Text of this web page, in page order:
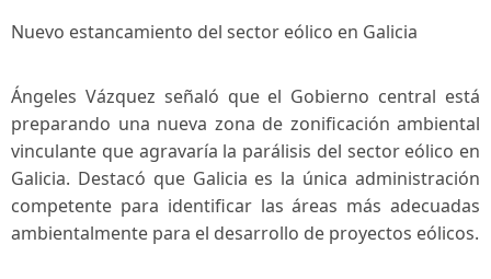
Nuevo estancamiento del sector‌ eólico‍ en Galicia
Ángeles Vázquez señaló que el Gobierno central está
preparando una nueva zona de zonificación ambiental
vinculante que agravaría la parálisis del‌ sector eólico en
Galicia. Destacó que Galicia es la única administración
competente para identificar las ⁣áreas más adecuadas
⁤ambientalmente para el desarrollo de proyectos eólicos.